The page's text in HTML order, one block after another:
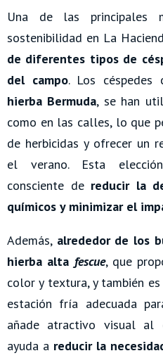
Una de las principales
sostenibilidad en La
de diferentes tipos de
del campo. Los céspedes
hierba Bermuda, se han
como en las calles, lo que
de herbicidas y ofrecer un
el verano. Esta
consciente de reducir la
químicos y minimizar el
Además, alrededor de los
hierba alta fescue, que
color y textura, y también
estación fría adecuada
añade atractivo visual al
ayuda a reducir la